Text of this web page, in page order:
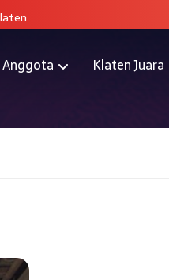
Anggota Klaten Juara